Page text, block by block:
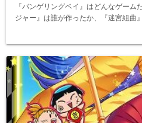
『バンゲリングベイ』はどんなゲー
ジャー』は誰が作ったか、『迷宮組曲
たなどなど、ファミコン編を書いたと